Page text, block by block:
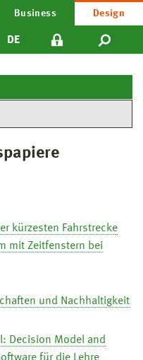
Business Design
DE
kürzesten Fahrstrecke
mit Zeitfenstern bei
und Nachhaltigkeit
Decision Model and
für die Lehre